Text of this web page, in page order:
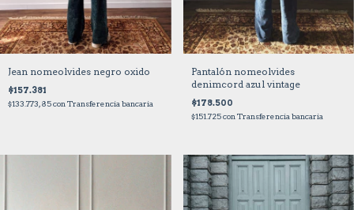
Jean nomeolvides negro oxido
$157.381
$133.773,85con Transferencia bancaria
Pantalón nomeolvides
denimcord azul vintage
$178.500
$151.725con Transferencia bancaria